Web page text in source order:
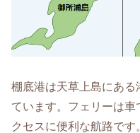
棚底港は天草上島にある
ています。フェリーは
クセスに便利な航路です